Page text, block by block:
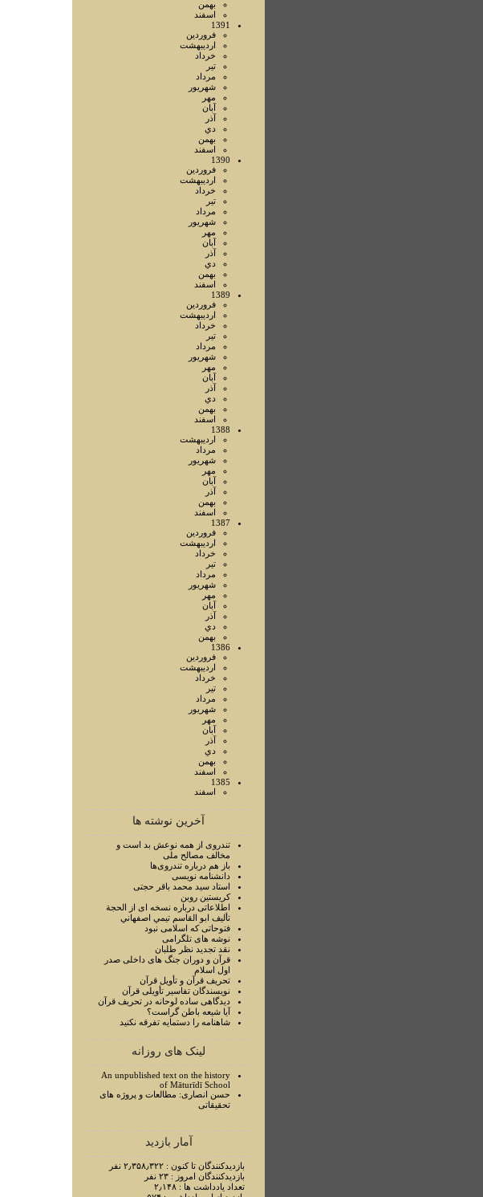
بهمن
اسفند
1391
فروردين
ارديبهشت
خرداد
تير
مرداد
شهريور
مهر
آبان
آذر
دي
بهمن
اسفند
1390
فروردين
ارديبهشت
خرداد
تير
مرداد
شهريور
مهر
آبان
آذر
دي
بهمن
اسفند
1389
فروردين
ارديبهشت
خرداد
تير
مرداد
شهريور
مهر
آبان
آذر
دي
بهمن
اسفند
1388
ارديبهشت
مرداد
شهريور
مهر
آبان
آذر
بهمن
اسفند
1387
فروردين
ارديبهشت
خرداد
تير
مرداد
شهريور
مهر
آبان
آذر
دي
بهمن
1386
فروردين
ارديبهشت
خرداد
تير
مرداد
شهريور
مهر
آبان
آذر
دي
بهمن
اسفند
1385
اسفند
آخرین نوشته ها
تندروی از همه نوعش بد است و
مخالف مصالح ملی
باز هم درباره تندروی‌ها
دانشنامه نویسی
استاد سيد محمد باقر حجتی
کریستین روبن
اطلاعاتی درباره نسخه ای از الحجة
تأليف ابو القاسم تيمي اصفهاني
فتوحاتی که اسلامی نبود
نوشه های تلگرامی
نقد تجدید نظر طلبان
قرآن و دوران جنگ های داخلی صدر
اول اسلام
تحريف قرآن و تأويل قرآن
نويسندگان تفاسير تأويلی قرآن
ديدگاهی ساده لوحانه در تحريف قرآن
آيا شيعه باطن گراست؟
شاهنامه را دستمايه تفرقه نکنيد
لینک های روزانه
An unpublished text on the history
of Māturīdī School
حسن انصاری: مطالعات و پروژه های
تحقیقاتی
آمار بازدید
بازدیدکنندگان تا کنون : ۲٫۳۵۸٫۳۲۲ نفر
بازدیدکنندگان امروز : ۲۳ نفر
تعداد یادداشت ها : ۲٫۱۴۸